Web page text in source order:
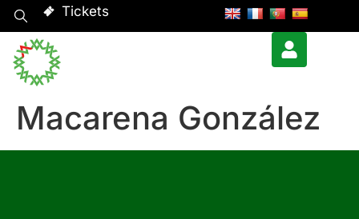
Tickets
Macarena González